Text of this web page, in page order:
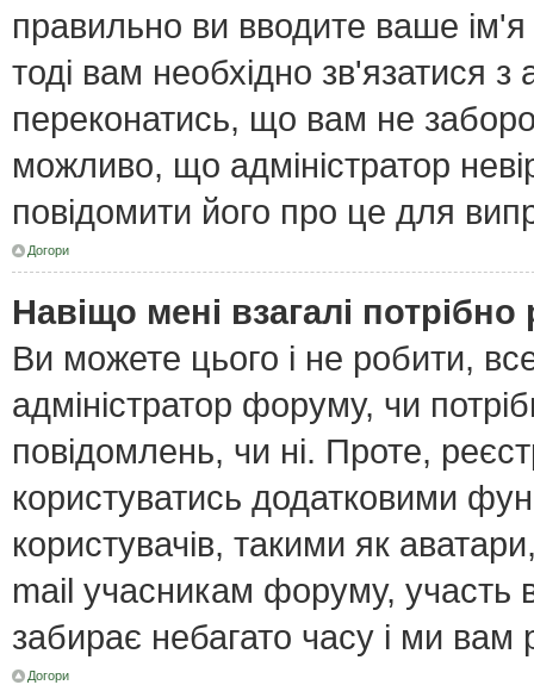
правильно ви вводите ваше
тоді вам необхідно зв'язатися
переконатись, що вам не
можливо, що адміністратор
повідомити його про це для
Догори
Навіщо мені взагалі
Ви можете цього і не робити,
адміністратор форуму, чи
повідомлень, чи ні. Проте,
користуватись додатковими
користувачів, такими як
mail учасникам форуму, участь
забирає небагато часу і ми
Догори